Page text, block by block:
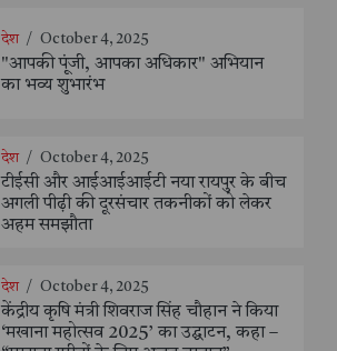
देश / October 4, 2025
"आपकी पूंजी, आपका अधिकार" अभियान
का भव्य शुभारंभ
देश / October 4, 2025
टीईसी और आईआईआईटी नया रायपुर के बीच
अगली पीढ़ी की दूरसंचार तकनीकों को लेकर
अहम समझौता
देश / October 4, 2025
केंद्रीय कृषि मंत्री शिवराज सिंह चौहान ने किया
‘मखाना महोत्सव 2025’ का उद्घाटन, कहा –